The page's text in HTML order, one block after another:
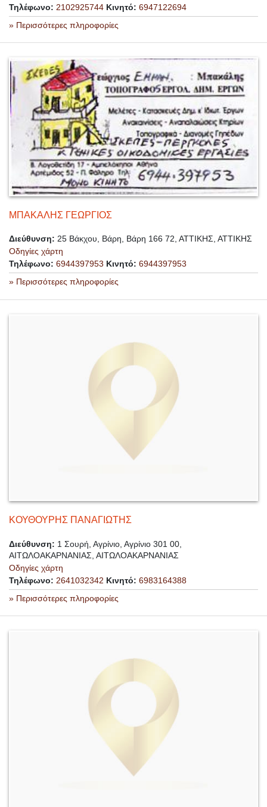
Τηλέφωνο: 2102925744 Κινητό: 6947122694
» Περισσότερες πληροφορίες
ΜΠΑΚΑΛΗΣ ΓΕΩΡΓΙΟΣ
Διεύθυνση: 25 Βάκχου, Βάρη, Βάρη 166 72, ΑΤΤΙΚΗΣ, ΑΤΤΙΚΗΣ
Οδηγίες χάρτη
Τηλέφωνο: 6944397953 Κινητό: 6944397953
» Περισσότερες πληροφορίες
ΚΟΥΘΟΥΡΗΣ ΠΑΝΑΓΙΩΤΗΣ
Διεύθυνση: 1 Σουρή, Αγρίνιο, Αγρίνιο 301 00,
ΑΙΤΩΛΟΑΚΑΡΝΑΝΙΑΣ, ΑΙΤΩΛΟΑΚΑΡΝΑΝΙΑΣ
Οδηγίες χάρτη
Τηλέφωνο: 2641032342 Κινητό: 6983164388
» Περισσότερες πληροφορίες